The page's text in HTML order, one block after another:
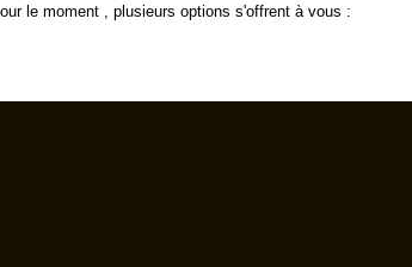
le moment , plusieurs options s'offrent à vous :